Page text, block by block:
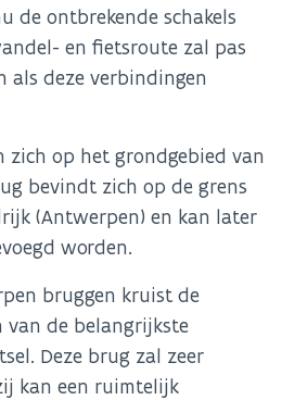
de ontbrekende schakels
en fietsroute zal pas
deze verbindingen
zich op het grondgebied van
bevindt zich op de grens
(Antwerpen) en kan later
worden.
bruggen kruist de
van de belangrijkste
Deze brug zal zeer
kan een ruimtelijk